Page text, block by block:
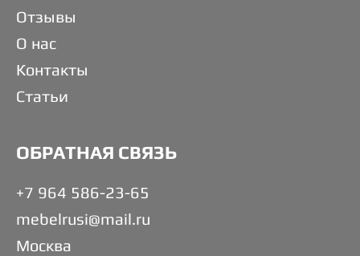
Отзывы
О нас
Контакты
Статьи
ОБРАТНАЯ СВЯЗЬ
+7 964 586-23-65
mebelrusi@mail.ru
Москва